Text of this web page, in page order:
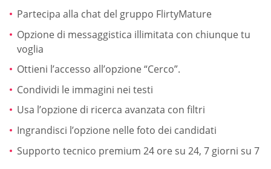
Partecipa alla chat del gruppo FlirtyMature
Opzione di messaggistica illimitata con chiunque tu
voglia
Ottieni l’accesso all’opzione “Cerco”.
Condividi le immagini nei testi
Usa l’opzione di ricerca avanzata con filtri
Ingrandisci l’opzione nelle foto dei candidati
Supporto tecnico premium 24 ore su 24, 7 giorni su 7